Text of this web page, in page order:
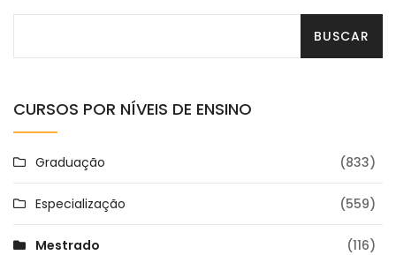
CURSOS POR NÍVEIS DE ENSINO
Graduação (833)
Especialização (559)
Mestrado (116)